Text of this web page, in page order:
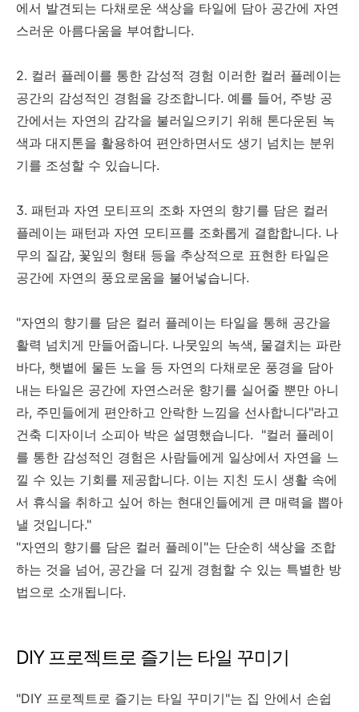
에서 발견되는 다채로운 색상을 타일에 담아 공간에 자연
스러운 아름다움을 부여합니다.
2. 컬러 플레이를 통한 감성적 경험 이러한 컬러 플레이는
공간의 감성적인 경험을 강조합니다. 예를 들어, 주방 공
간에서는 자연의 감각을 불러일으키기 위해 톤다운된 녹
색과 대지톤을 활용하여 편안하면서도 생기 넘치는 분위
기를 조성할 수 있습니다.
3. 패턴과 자연 모티프의 조화 자연의 향기를 담은 컬러
플레이는 패턴과 자연 모티프를 조화롭게 결합합니다. 나
무의 질감, 꽃잎의 형태 등을 추상적으로 표현한 타일은
공간에 자연의 풍요로움을 불어넣습니다.
"자연의 향기를 담은 컬러 플레이는 타일을 통해 공간을
활력 넘치게 만들어줍니다. 나뭇잎의 녹색, 물결치는 파란
바다, 햇볕에 물든 노을 등 자연의 다채로운 풍경을 담아
내는 타일은 공간에 자연스러운 향기를 실어줄 뿐만 아니
라, 주민들에게 편안하고 안락한 느낌을 선사합니다"라고
건축 디자이너 소피아 박은 설명했습니다. "컬러 플레이
를 통한 감성적인 경험은 사람들에게 일상에서 자연을 느
낄 수 있는 기회를 제공합니다. 이는 지친 도시 생활 속에
서 휴식을 취하고 싶어 하는 현대인들에게 큰 매력을 뽑아
낼 것입니다."
"자연의 향기를 담은 컬러 플레이"는 단순히 색상을 조합
하는 것을 넘어, 공간을 더 깊게 경험할 수 있는 특별한 방
법으로 소개됩니다.
DIY 프로젝트로 즐기는 타일 꾸미기
"DIY 프로젝트로 즐기는 타일 꾸미기"는 집 안에서 손쉽